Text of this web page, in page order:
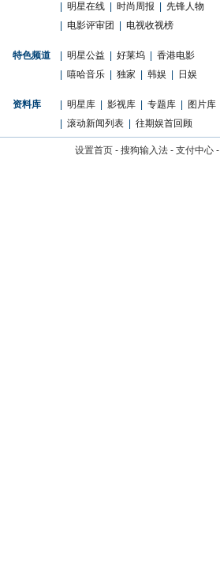
明星在线 时尚周报
先锋人物
电影评审团 电视收视榜
特色频道 明星公益 好莱坞
香港电影
嘻哈音乐 独家 韩娱 日娱
资料库 明星库 影视库 专题库
图片库
滚动新闻列表 往期娱首回顾
设置首页 - 搜狗输入法 - 支付中心 -